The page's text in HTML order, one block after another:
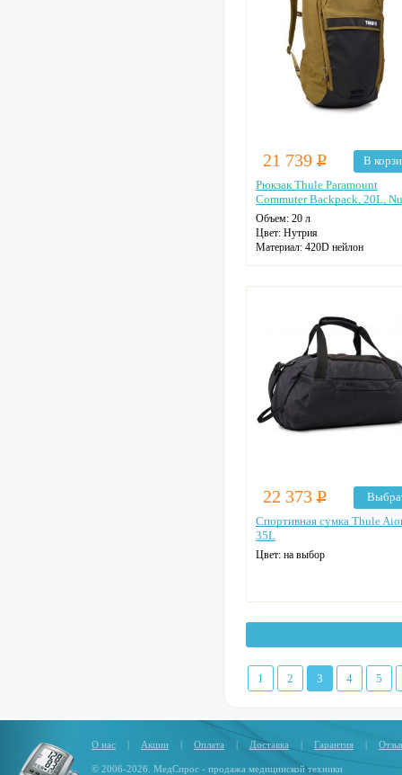
21 739 Р
В
Рюкзак Thule Paramount
Commuter Backpack, 20L,
Объем: 20 л
Цвет: Нутрия
Материал: 420D нейлон
22 373 Р
Спортивная сумка Thule
35L
Цвет: на выбор
1 2 3 4 5
О нас | Акции | Оплата | Доставка | Гарантия |
© 2006-2026. МедСпрос - продажа медицинской техники